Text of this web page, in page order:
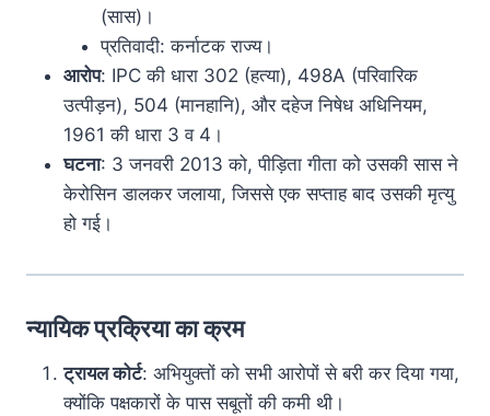
(सास)।
प्रतिवादी: कर्नाटक राज्य।
आरोप: IPC की धारा 302 (हत्या), 498A (परिवारिक
उत्पीड़न), 504 (मानहानि), और दहेज निषेध अधिनियम,
1961 की धारा 3 व 4।
घटना: 3 जनवरी 2013 को, पीड़िता गीता को उसकी सास ने
केरोसिन डालकर जलाया, जिससे एक सप्ताह बाद उसकी मृत्यु
हो गई।
न्यायिक प्रक्रिया का क्रम
ट्रायल कोर्ट: अभियुक्तों को सभी आरोपों से बरी कर दिया गया,
क्योंकि पक्षकारों के पास सबूतों की कमी थी।